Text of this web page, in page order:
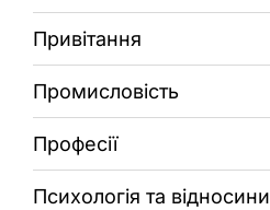
Привітання
Промисловість
Професії
Психологія та відносини